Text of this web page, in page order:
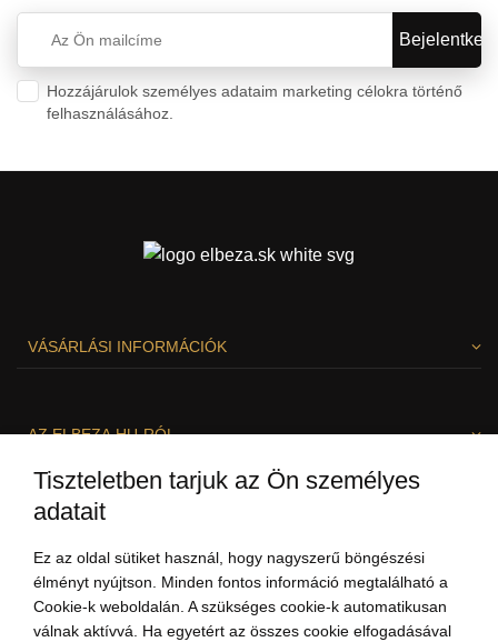
Hozzájárulok személyes adataim marketing célokra történő
felhasználásához.
VÁSÁRLÁSI INFORMÁCIÓK
AZ ELBEZA.HU-RÓL
Tiszteletben tarjuk az Ön személyes
adatait
Ez az oldal sütiket használ, hogy nagyszerű böngészési
élményt nyújtson. Minden fontos információ megtalálható a
Cookie-k weboldalán. A szükséges cookie-k automatikusan
válnak aktívvá. Ha egyetért az összes cookie elfogadásával